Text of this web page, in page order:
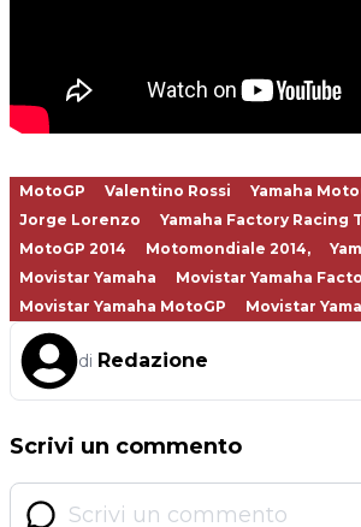
MotoGP Valentino Rossi
Yamaha
Jorge Lorenzo
Yamaha Factory Racing
MotoGP 2014
Motomondiale 2014,
Movistar Yamaha
Movistar Yamaha
Movistar Yamaha MotoGP
Movistar
di Redazione
Scrivi un commento